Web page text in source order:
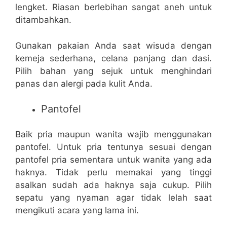
lengket. Riasan berlebihan sangat aneh untuk
ditambahkan.
Gunakan pakaian Anda saat wisuda dengan
kemeja sederhana, celana panjang dan dasi.
Pilih bahan yang sejuk untuk menghindari
panas dan alergi pada kulit Anda.
Pantofel
Baik pria maupun wanita wajib menggunakan
pantofel. Untuk pria tentunya sesuai dengan
pantofel pria sementara untuk wanita yang ada
haknya. Tidak perlu memakai yang tinggi
asalkan sudah ada haknya saja cukup. Pilih
sepatu yang nyaman agar tidak lelah saat
mengikuti acara yang lama ini.